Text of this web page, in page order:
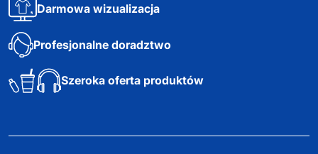
Darmowa wizualizacja
Profesjonalne doradztwo
Szeroka oferta produktów